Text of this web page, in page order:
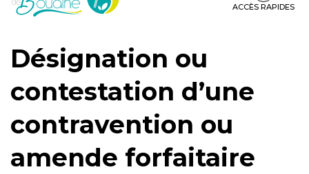
contenu
pied
ACCÈS RAPIDES
Désignation ou
contestation d’une
contravention ou
amende forfaitaire